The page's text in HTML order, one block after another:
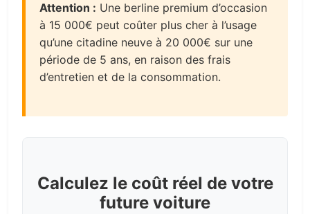
Attention : Une berline premium d’occasion
à 15 000€ peut coûter plus cher à l’usage
qu’une citadine neuve à 20 000€ sur une
période de 5 ans, en raison des frais
d’entretien et de la consommation.
Calculez le coût réel de votre
future voiture